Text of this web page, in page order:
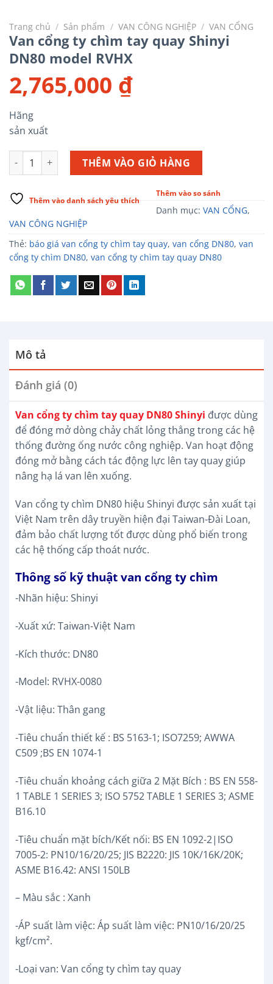
Trang chủ / Sản phẩm / VAN CÔNG NGHIỆP / VAN CỔNG
Van cổng ty chìm tay quay Shinyi
DN80 model RVHX
2,765,000 ₫
Hãng
sản xuất
Van cổng ty chìm tay quay Shinyi DN80 model RVHX số lượng
THÊM VÀO GIỎ HÀNG
Thêm vào danh sách yêu thích
Thêm vào so sánh
Danh mục: VAN CỔNG,
VAN CÔNG NGHIỆP
Thẻ: báo giá van cổng ty chìm tay quay, van cổng DN80, van
cổng ty chìm DN80, van cổng ty chìm tay quay DN80
Mô tả
Đánh giá (0)
Van cổng ty chìm tay quay DN80 Shinyi được dùng
để đóng mở dòng chảy chất lỏng thẳng trong các hệ
thống đường ống nước công nghiệp. Van hoạt động
đóng mở bằng cách tác động lực lên tay quay giúp
nâng hạ lá van lên xuống.
Van cổng ty chìm DN80 hiệu Shinyi được sản xuất tại
Việt Nam trên dây truyền hiện đại Taiwan-Đài Loan,
đảm bảo chất lượng tốt được dùng phổ biến trong
các hệ thống cấp thoát nước.
Thông số kỹ thuật van cổng ty chìm
-Nhãn hiệu: Shinyi
-Xuất xứ: Taiwan-Việt Nam
-Kích thước: DN80
-Model: RVHX-0080
-Vật liệu: Thân gang
-Tiêu chuẩn thiết kế : BS 5163-1; ISO7259; AWWA
C509 ;BS EN 1074-1
-Tiêu chuẩn khoảng cách giữa 2 Mặt Bích : BS EN 558-
1 TABLE 1 SERIES 3; ISO 5752 TABLE 1 SERIES 3; ASME
B16.10
-Tiêu chuẩn mặt bích/Kết nối: BS EN 1092-2|ISO
7005-2: PN10/16/20/25; JIS B2220: JIS 10K/16K/20K;
ASME B16.42: ANSI 150LB
– Màu sắc : Xanh
-ÁP suất làm việc: Áp suất làm việc: PN10/16/20/25
kgf/cm².
-Loại van: Van cổng ty chìm tay quay